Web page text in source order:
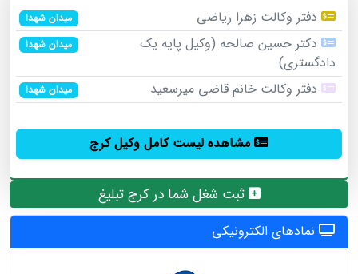
دفتر وکالت زهرا رياضي میدان شهدا
دکتر حسین صالحه (وکیل پایه یک
دادگستری)
میدان شهدا
دفتر وکالت خانم قاضی میرسعید میدان شهدا
مشاهده لیست کامل وکیل کرج
ثبت شغل شما در کرج تبلیغ
نمادهای الکترونیکی